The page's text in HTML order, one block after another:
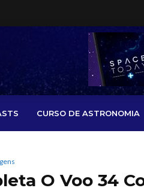
CURSO DE ASTRONOMIA
O Voo 34